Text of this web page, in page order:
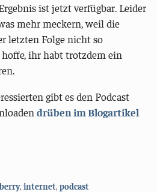
ist jetzt verfügbar. Leider
mehr meckern, weil die
letzten Folge nicht so
ihr habt trotzdem ein
gibt es den Podcast
drüben im Blogartikel
,internet,podcast